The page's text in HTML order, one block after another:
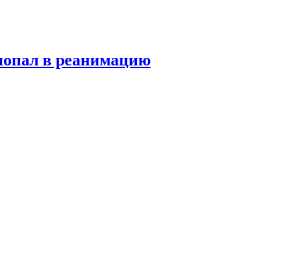
в реанимацию